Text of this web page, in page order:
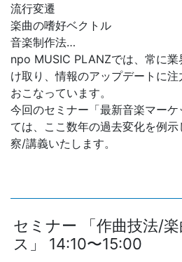
流行変遷
楽曲の嗜好ベクトル
音楽制作法…
npo MUSIC PLANZでは、常に
け取り、情報のアップデートに
おこなっています。
今回のセミナー「最新音楽マー
ては、ここ数年の過去変化を例
察/講義いたします。
セミナー 「作曲技法/
ス」 14:10〜15:00